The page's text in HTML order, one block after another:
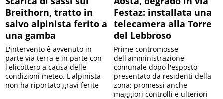
Breithorn, tratto in
salvo alpinista ferito a
una gamba
L'intervento è avvenuto in
parte via terra e in parte con
l'elicottero a causa delle
condizioni meteo. L'alpinista
non ha riportato gravi ferite
Festaz: installata una
telecamera alla Torre
del Lebbroso
Prime contromosse
dell'amministrazione
comunale dopo l'esposto
presentato da residenti della
zona; promessi anche
maggiori controlli e ulteriori